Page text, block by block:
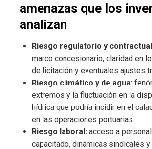
amenazas que los
analizan
Riesgo regulatorio y
marco concesionario, claridad en
de licitación y eventuales ajustes
Riesgo climático y de agua:
extremos y la fluctuación en la
hídrica que podría incidir en el
en las operaciones portuarias.
Riesgo laboral: acceso a
capacitado, dinámicas sindicales